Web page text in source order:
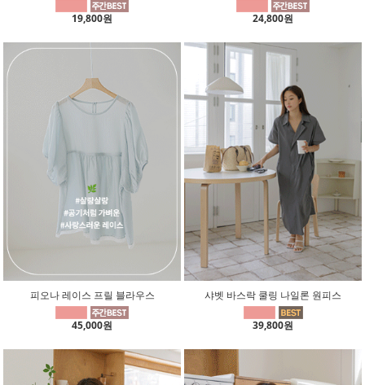
19,800원 24,800원
피오나 레이스 프릴 블라우스
45,000원
샤벳 바스락 쿨링 나일론 원피스
39,800원